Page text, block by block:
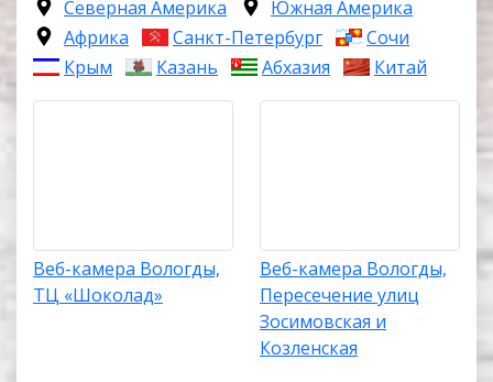
Северная Америка
Южная Америка
Африка
Санкт-Петербург
Сочи
Крым
Казань Абхазия Китай
Веб-камера Вологды,
ТЦ «Шоколад»
Веб-камера Вологды,
Пересечение улиц
Зосимовская и
Козленская